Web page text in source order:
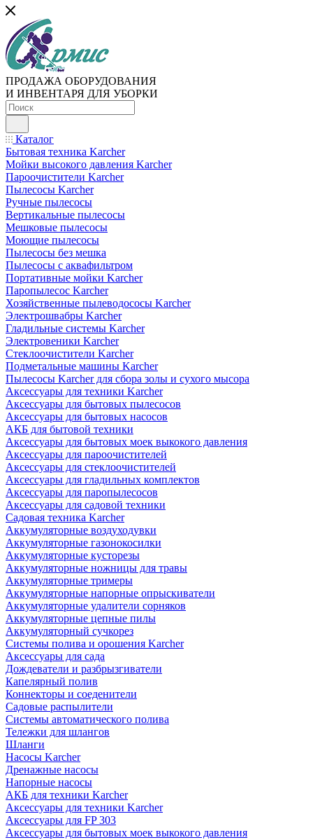
ПРОДАЖА ОБОРУДОВАНИЯ
И ИНВЕНТАРЯ ДЛЯ УБОРКИ
Каталог
Бытовая техника Karcher
Мойки высокого давления Karcher
Пароочистители Karcher
Пылесосы Karcher
Ручные пылесосы
Вертикальные пылесосы
Мешковые пылесосы
Моющие пылесосы
Пылесосы без мешка
Пылесосы с аквафильтром
Портативные мойки Karcher
Паропылесос Karcher
Хозяйственные пылеводососы Karcher
Электрошвабры Karcher
Гладильные системы Karcher
Электровеники Karcher
Стеклоочистители Karcher
Подметальные машины Karcher
Пылесосы Karcher для сбора золы и сухого мысора
Аксессуары для техники Karcher
Аксессуары для бытовых пылесосов
Аксессуары для бытовых насосов
АКБ для бытовой техники
Аксессуары для бытовых моек выкокого давления
Аксессуары для пароочистителей
Аксессуары для стеклоочистителей
Аксессуары для гладильных комплектов
Аксессуары для паропылесосов
Аксессуары для садовой техники
Садовая техника Karcher
Аккумуляторные воздуходувки
Аккумуляторные газонокосилки
Аккумуляторные кусторезы
Аккумуляторные ножницы для травы
Аккумуляторные тримеры
Аккумуляторные напорные опрыскиватели
Аккумуляторные удалители сорняков
Аккумуляторные цепные пилы
Аккумуляторный сучкорез
Системы полива и орошения Karcher
Аксессуары для сада
Дождеватели и разбрызгиватели
Капелярный полив
Коннекторы и соеденители
Садовые распылители
Системы автоматического полива
Тележки для шлангов
Шланги
Насосы Karcher
Дренажные насосы
Напорные насосы
АКБ для техники Karcher
Аксессуары для техники Karcher
Аксессуары для FP 303
Аксессуары для бытовых моек выкокого давления